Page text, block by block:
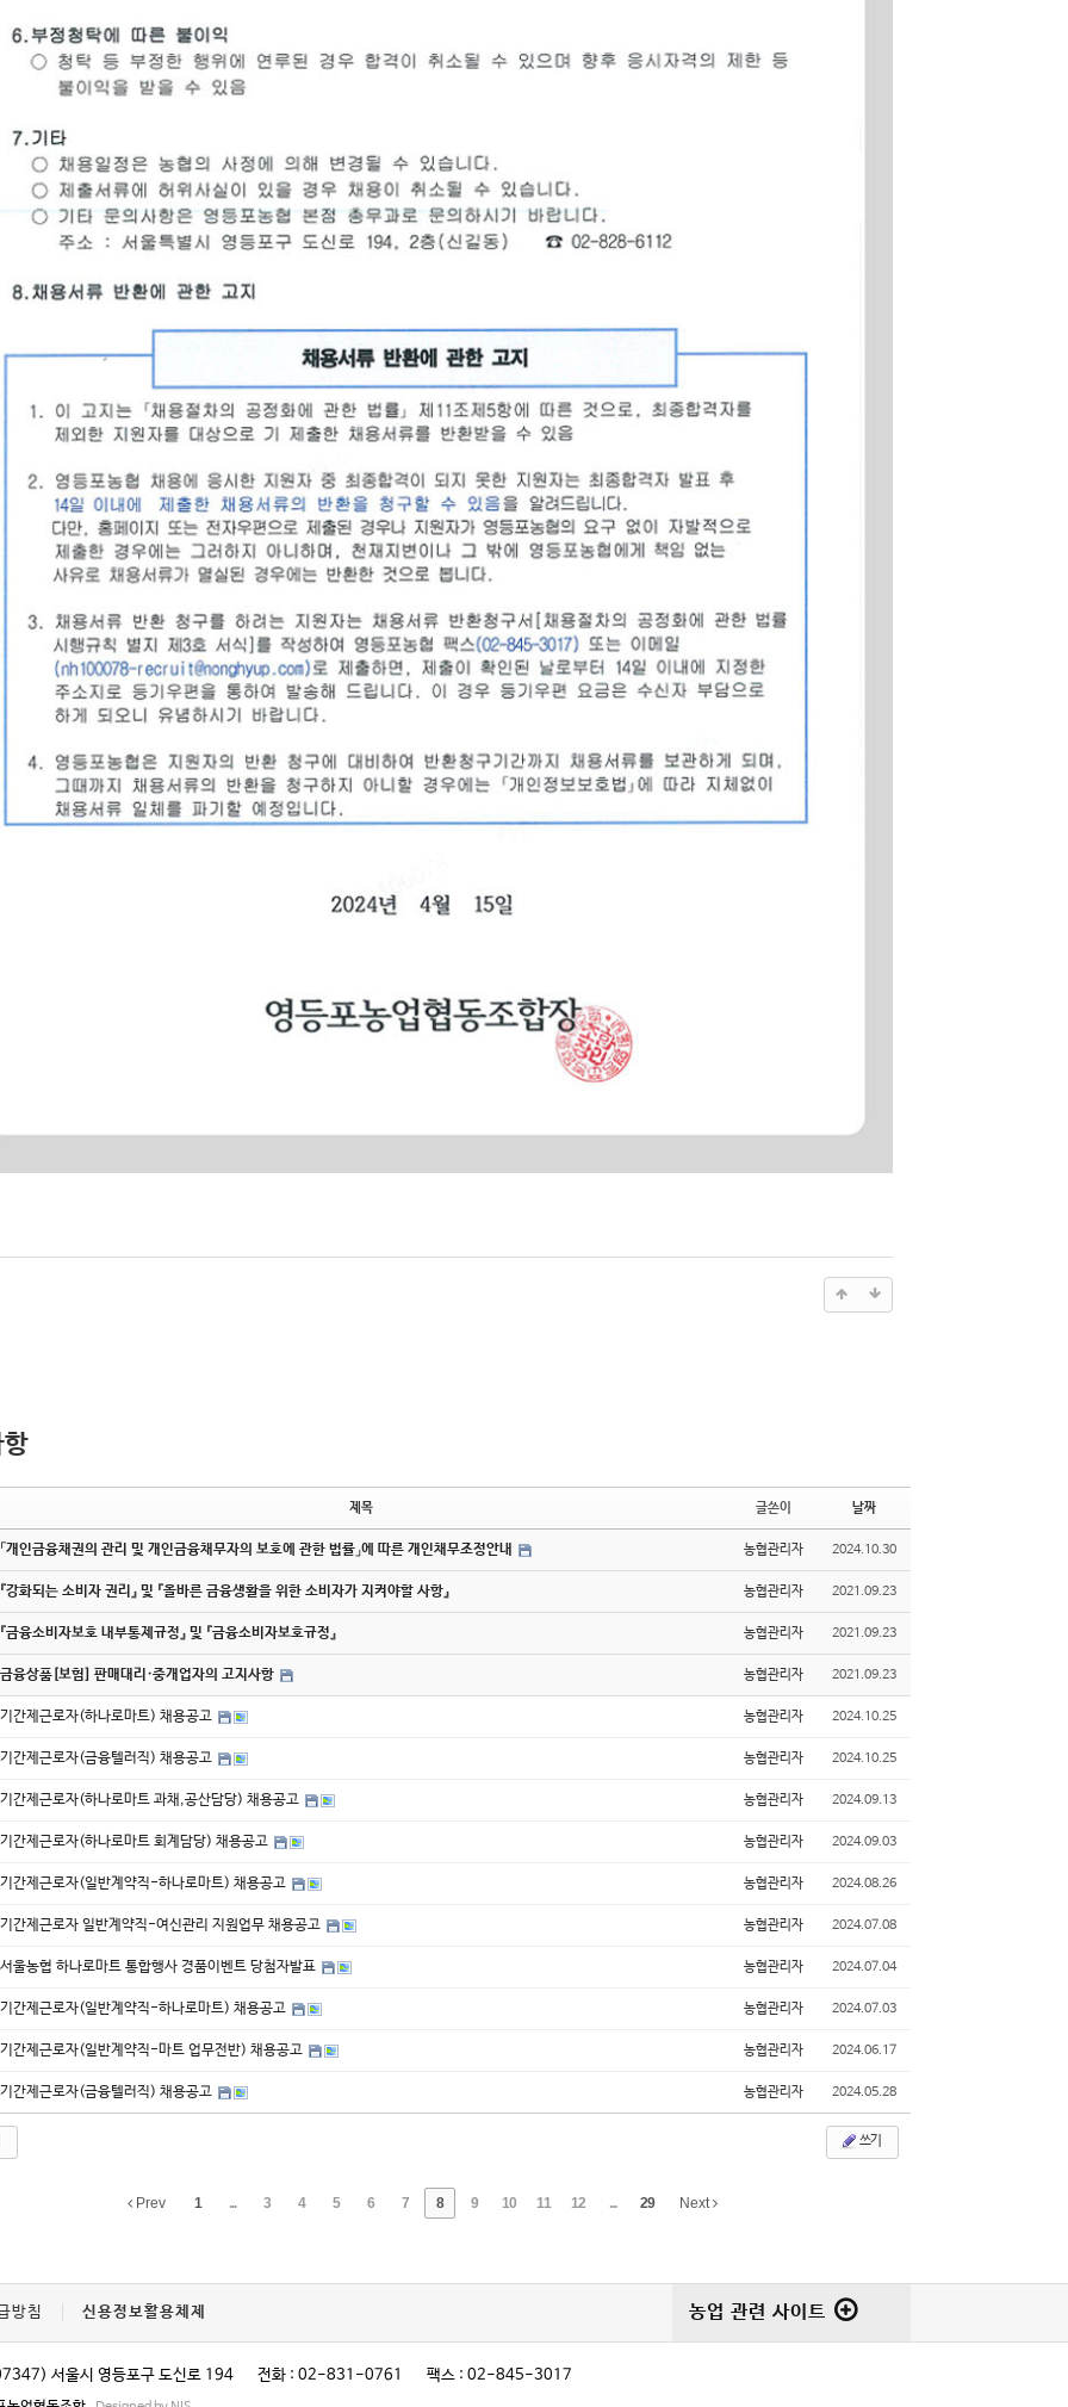
제목 글쓴이 날짜
「개인금융채권의 관리 및 개인금융채무자의 보호에 관한 법률」에 따른 개인채무조정안내 농협관리자 2024.10.30
『강화되는 소비자 권리』 및 『올바른 금융생활을 위한 소비자가 지켜야할 사항』 농협관리자 2021.09.23
『금융소비자보호 내부통제규정』 및 『금융소비자보호규정』 농협관리자 2021.09.23
금융상품[보험] 판매대리·중개업자의 고지사항 농협관리자 2021.09.23
기간제근로자(하나로마트) 채용공고 농협관리자 2024.10.25
기간제근로자(금융텔러직) 채용공고 농협관리자 2024.10.25
기간제근로자(하나로마트 과채,공산담당) 채용공고 농협관리자 2024.09.13
기간제근로자(하나로마트 회계담당) 채용공고 농협관리자 2024.09.03
기간제근로자(일반계약직-하나로마트) 채용공고 농협관리자 2024.08.26
기간제근로자 일반계약직-여신관리 지원업무 채용공고 농협관리자 2024.07.08
서울농협 하나로마트 통합행사 경품이벤트 당첨자발표 농협관리자 2024.07.04
기간제근로자(일반계약직-하나로마트) 채용공고 농협관리자 2024.07.03
기간제근로자(일반계약직-마트 업무전반) 채용공고 농협관리자 2024.06.17
기간제근로자(금융텔러직) 채용공고 농협관리자 2024.05.28
쓰기
Prev 1 ... 3 4 5 6 7 8 9 10 11 12 ... 29 Next
방침 신용정보활용체제 농업 관련 사이트
서울시 영등포구 도신로 194 전화 : 02-831-0761 팩스 : 02-845-3017